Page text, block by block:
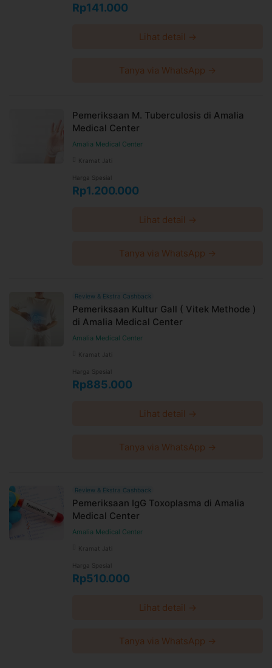
Rp141.000
Lihat detail →
Tanya via WhatsApp →
Pemeriksaan M. Tuberculosis di Amalia
Medical Center
Amalia Medical Center
Kramat Jati
Harga Spesial
Rp1.200.000
Lihat detail →
Tanya via WhatsApp →
Review & Ekstra Cashback
Pemeriksaan Kultur Gall ( Vitek Methode )
di Amalia Medical Center
Amalia Medical Center
Kramat Jati
Harga Spesial
Rp885.000
Lihat detail →
Tanya via WhatsApp →
Review & Ekstra Cashback
Pemeriksaan IgG Toxoplasma di Amalia
Medical Center
Amalia Medical Center
Kramat Jati
Harga Spesial
Rp510.000
Lihat detail →
Tanya via WhatsApp →